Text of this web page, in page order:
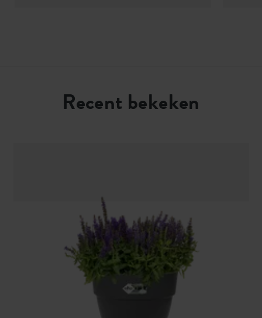
Recent bekeken